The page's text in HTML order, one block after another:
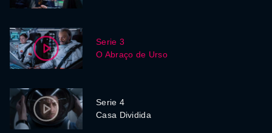
Serie 3
O Abraço de Urso
Serie 4
Casa Dividida